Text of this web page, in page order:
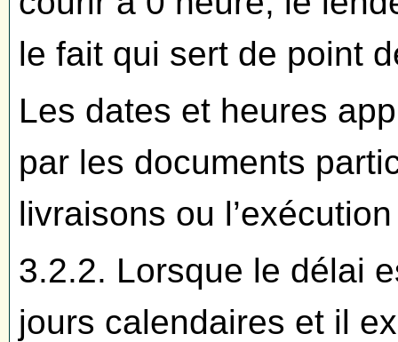
le fait qui sert de point
Les dates et heures
par les documents
livraisons ou
3.2.2. Lorsque le délai
jours calendaires et il